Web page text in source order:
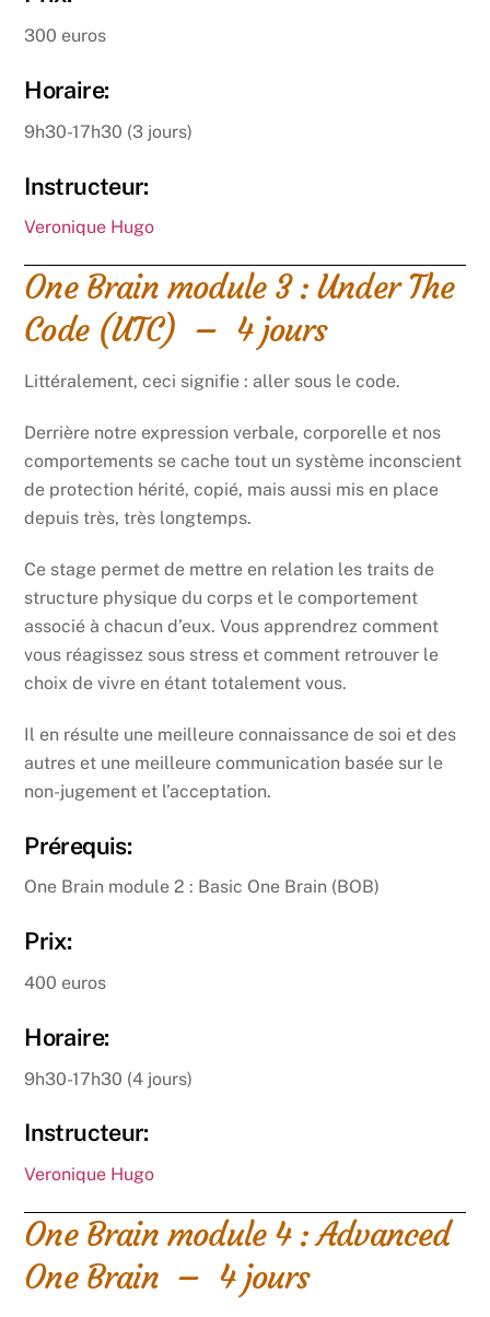
300 euros
Horaire:
9h30-17h30 (3 jours)
Instructeur:
Veronique Hugo
One Brain module 3 : Under The
Code (UTC) – 4 jours
Littéralement, ceci signifie : aller sous le code.
Derrière notre expression verbale, corporelle et nos
comportements se cache tout un système inconscient
de protection hérité, copié, mais aussi mis en place
depuis très, très longtemps.
Ce stage permet de mettre en relation les traits de
structure physique du corps et le comportement
associé à chacun d’eux. Vous apprendrez comment
vous réagissez sous stress et comment retrouver le
choix de vivre en étant totalement vous.
Il en résulte une meilleure connaissance de soi et des
autres et une meilleure communication basée sur le
non-jugement et l’acceptation.
Prérequis:
One Brain module 2 : Basic One Brain (BOB)
Prix:
400 euros
Horaire:
9h30-17h30 (4 jours)
Instructeur:
Veronique Hugo
One Brain module 4 : Advanced
One Brain – 4 jours